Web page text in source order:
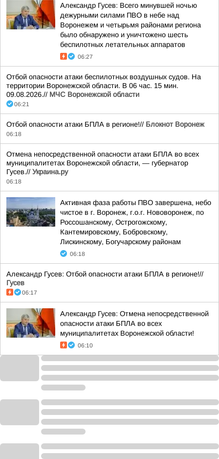
Александр Гусев: Всего минувшей ночью
дежурными силами ПВО в небе над
Воронежем и четырьмя районами региона
было обнаружено и уничтожено шесть
беспилотных летательных аппаратов
06:27
Отбой опасности атаки беспилотных воздушных судов. На
территории Воронежской области. В 06 час. 15 мин.
09.08.2026.// МЧС Воронежской области
06:21
Отбой опасности атаки БПЛА в регионе!// Блокнот Воронеж
06:18
Отмена непосредственной опасности атаки БПЛА во всех
муниципалитетах Воронежской области, — губернатор
Гусев.// Украина.ру
06:18
Активная фаза работы ПВО завершена, небо
чистое в г. Воронеж, г.о.г. Нововоронеж, по
Россошанскому, Острогожскому,
Кантемировскому, Бобровскому,
Лискинскому, Богучарскому районам
06:18
Александр Гусев: Отбой опасности атаки БПЛА в регионе!//
Гусев
06:17
Александр Гусев: Отмена непосредственной
опасности атаки БПЛА во всех
муниципалитетах Воронежской области!
06:10